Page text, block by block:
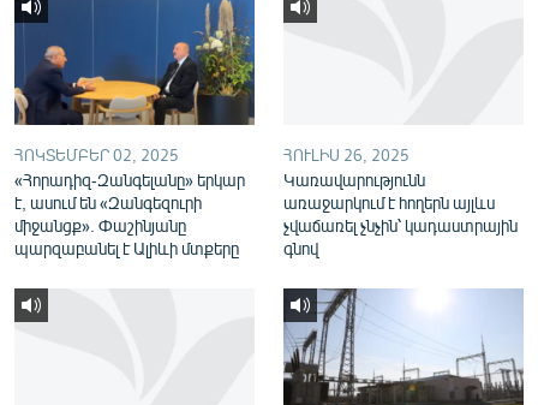
ՀՈԿՏԵՄԲԵՐ 02, 2025
«Հորադիզ-Զանգելանը» երկար
է, ասում են «Զանգեզուրի
միջանցք». Փաշինյանը
պարզաբանել է Ալիևի մտքերը
ՀՈՒԼԻՍ 26, 2025
Կառավարությունն
առաջարկում է հողերն այլևս
չվաճառել չնչին՝ կադաստրային
գնով